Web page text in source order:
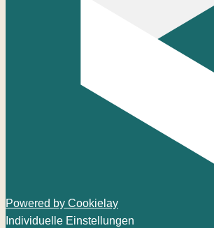
Powered by Cookielay
Individuelle Einstellungen